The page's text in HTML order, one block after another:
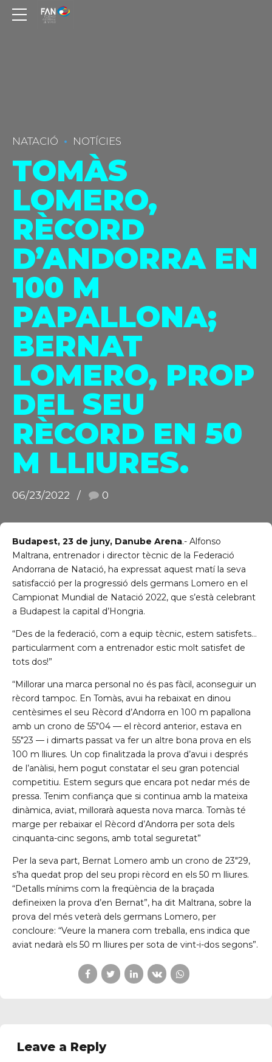
C/ Narciso Yepes s/n AD300 Ordino
NATACIÓ NOTÍCIES
TOMÀS
LOMERO,
RÈCORD
D’ANDORRA EN
100 M
PAPALLONA;
BERNAT
LOMERO, PROP
DEL SEU
RÈCORD EN 50
M LLIURES.
06/23/2022 0
Budapest, 23 de juny, Danube Arena.- Alfonso
Maltrana, entrenador i director tècnic de la Federació
Andorrana de Natació, ha expressat aquest matí la seva
satisfacció per la progressió dels germans Lomero en el
Campionat Mundial de Natació 2022, que s’està celebrant
a Budapest la capital d’Hongria.
“Des de la federació, com a equip tècnic, estem satisfets…
particularment com a entrenador estic molt satisfet de
tots dos!”
“Millorar una marca personal no és pas fàcil, aconseguir un
rècord tampoc. En Tomàs, avui ha rebaixat en dinou
centèsimes el seu Rècord d’Andorra en 100 m papallona
amb un crono de 55″04 — el rècord anterior, estava en
55″23 — i dimarts passat va fer un altre bona prova en els
100 m lliures. Un cop finalitzada la prova d’avui i després
de l’anàlisi, hem pogut constatar el seu gran potencial
competitiu. Estem segurs que encara pot nedar més de
pressa. Tenim confiança que si continua amb la mateixa
dinàmica, aviat, millorarà aquesta nova marca. Tomàs té
marge per rebaixar el Rècord d’Andorra per sota dels
cinquanta-cinc segons, amb total seguretat”
Per la seva part, Bernat Lomero amb un crono de 23″29,
s’ha quedat prop del seu propi rècord en els 50 m lliures.
“Detalls mínims com la freqüència de la braçada
defineixen la prova d’en Bernat”, ha dit Maltrana, sobre la
prova del més veterà dels germans Lomero, per
concloure: “Veure la manera com treballa, ens indica que
aviat nedarà els 50 m lliures per sota de vint-i-dos segons”.
Leave a Reply